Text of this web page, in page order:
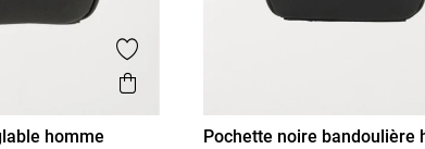
Ajouter aux favoris
Aperçu rapide
homme Pochette noire bandoulière